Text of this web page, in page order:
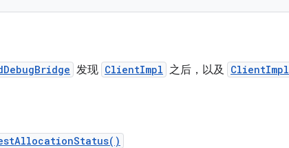
发现 ClientImpl 之后，以及 ClientImpl